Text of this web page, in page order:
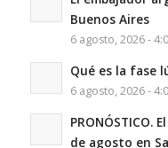
Buenos Aires
6 agosto, 2026 -
Qué es la fase
6 agosto, 2026 -
PRONÓSTICO.
de agosto en